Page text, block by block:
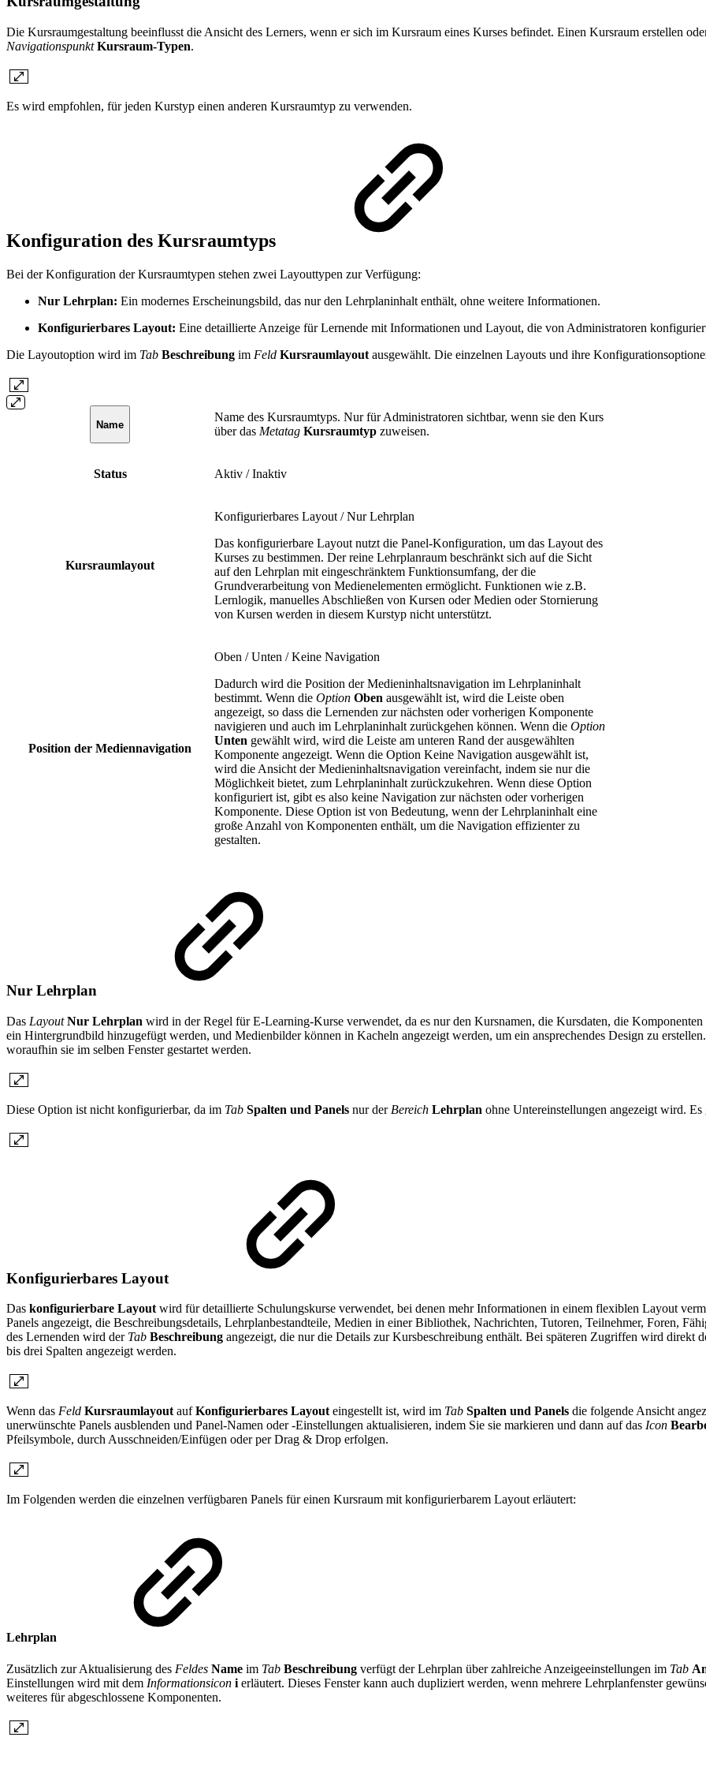
Die Kursraumgestaltung beeinflusst die Ansicht des Lerners, wenn er sich im Kursraum eines Kurses befindet. Einen Kursraum erstellen
Navigationspunkt Kursraum-Typen.
Es wird empfohlen, für jeden Kurstyp einen anderen Kursraumtyp zu verwenden.
Konfiguration des Kursraumtyps
Bei der Konfiguration der Kursraumtypen stehen zwei Layouttypen zur Verfügung:
Nur Lehrplan: Ein modernes Erscheinungsbild, das nur den Lehrplaninhalt enthält, ohne weitere Informationen.
Konfigurierbares Layout: Eine detaillierte Anzeige für Lernende mit Informationen und Layout, die von Administratoren
Die Layoutoption wird im Tab Beschreibung im Feld Kursraumlayout ausgewählt. Die einzelnen Layouts und ihre
Name
Name des Kursraumtyps. Nur für Administratoren sichtbar, wenn sie den Kurs
über das Metatag Kursraumtyp zuweisen.
Status Aktiv / Inaktiv
Kursraumlayout
Konfigurierbares Layout / Nur Lehrplan
Das konfigurierbare Layout nutzt die Panel-Konfiguration, um das Layout des
Kurses zu bestimmen. Der reine Lehrplanraum beschränkt sich auf die Sicht
auf den Lehrplan mit eingeschränktem Funktionsumfang, der die
Grundverarbeitung von Medienelementen ermöglicht. Funktionen wie z.B.
Lernlogik, manuelles Abschließen von Kursen oder Medien oder Stornierung
von Kursen werden in diesem Kurstyp nicht unterstützt.
Position der Mediennavigation
Oben / Unten / Keine Navigation
Dadurch wird die Position der Medieninhaltsnavigation im Lehrplaninhalt
bestimmt. Wenn die Option Oben ausgewählt ist, wird die Leiste oben
angezeigt, so dass die Lernenden zur nächsten oder vorherigen Komponente
navigieren und auch im Lehrplaninhalt zurückgehen können. Wenn die Option
Unten gewählt wird, wird die Leiste am unteren Rand der ausgewählten
Komponente angezeigt. Wenn die Option Keine Navigation ausgewählt ist,
wird die Ansicht der Medieninhaltsnavigation vereinfacht, indem sie nur die
Möglichkeit bietet, zum Lehrplaninhalt zurückzukehren. Wenn diese Option
konfiguriert ist, gibt es also keine Navigation zur nächsten oder vorherigen
Komponente. Diese Option ist von Bedeutung, wenn der Lehrplaninhalt eine
große Anzahl von Komponenten enthält, um die Navigation effizienter zu
gestalten.
Nur Lehrplan
Das Layout Nur Lehrplan wird in der Regel für E-Learning-Kurse verwendet, da es nur den Kursnamen, die Kursdaten, die
ein Hintergrundbild hinzugefügt werden, und Medienbilder können in Kacheln angezeigt werden, um ein ansprechendes Design zu
woraufhin sie im selben Fenster gestartet werden.
Diese Option ist nicht konfigurierbar, da im Tab Spalten und Panels nur der Bereich Lehrplan ohne Untereinstellungen angezeigt wird.
Konfigurierbares Layout
Das konfigurierbare Layout wird für detaillierte Schulungskurse verwendet, bei denen mehr Informationen in einem flexiblen Layout
Panels angezeigt, die Beschreibungsdetails, Lehrplanbestandteile, Medien in einer Bibliothek, Nachrichten, Tutoren, Teilnehmer, Foren,
des Lernenden wird der Tab Beschreibung angezeigt, die nur die Details zur Kursbeschreibung enthält. Bei späteren Zugriffen wird direkt
bis drei Spalten angezeigt werden.
Wenn das Feld Kursraumlayout aufKonfigurierbares Layout eingestellt ist, wird im Tab Spalten und Panels die folgende Ansicht
unerwünschte Panels ausblenden und Panel-Namen oder -Einstellungen aktualisieren, indem Sie sie markieren und dann auf das Icon
Pfeilsymbole, durch Ausschneiden/Einfügen oder per Drag & Drop erfolgen.
Im Folgenden werden die einzelnen verfügbaren Panels für einen Kursraum mit konfigurierbarem Layout erläutert:
Lehrplan
Zusätzlich zur Aktualisierung des Feldes Name im Tab Beschreibung verfügt der Lehrplan über zahlreiche Anzeigeeinstellungen im Tab
Einstellungen wird mit dem Informationsicon i erläutert. Dieses Fenster kann auch dupliziert werden, wenn mehrere Lehrplanfenster
weiteres für abgeschlossene Komponenten.